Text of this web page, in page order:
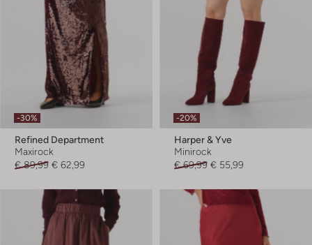
-30%
Refined Department
Maxirock
€ 89,99 € 62,99
-20%
Harper & Yve
Minirock
€ 69,99 € 55,99